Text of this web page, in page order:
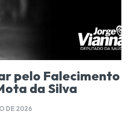
pelo Falecimento
da Silva
DE 2026